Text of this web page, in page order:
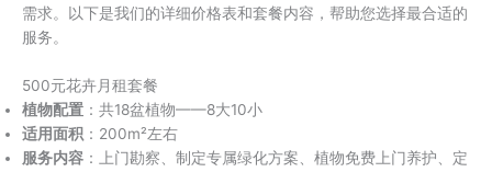
需求。以下是我们的详细价格表和套餐内容，帮助您选择最合适的
服务。
500元花卉月租套餐
植物配置 ：共18盆植物——8大10小
适用面积 ：200m²左右
服务内容 ：上门勘察、制定专属绿化方案、植物免费上门养护、定